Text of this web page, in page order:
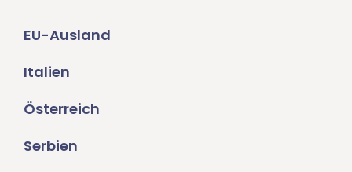
EU-Ausland
Italien
Österreich
Serbien